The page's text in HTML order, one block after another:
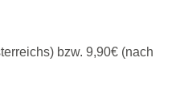
bzw. 9,90€ (nach